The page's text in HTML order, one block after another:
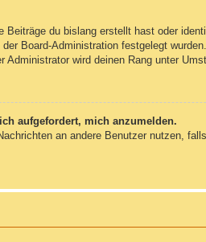
du bislang erstellt hast oder
Board-Administration festgelegt
wird deinen Rang unter
aufgefordert, mich anzumelden.
an andere Benutzer nutzen,